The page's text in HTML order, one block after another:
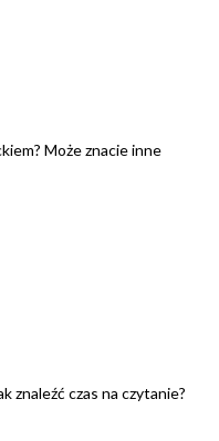
Może znacie inne
znaleźć czas na czytanie?